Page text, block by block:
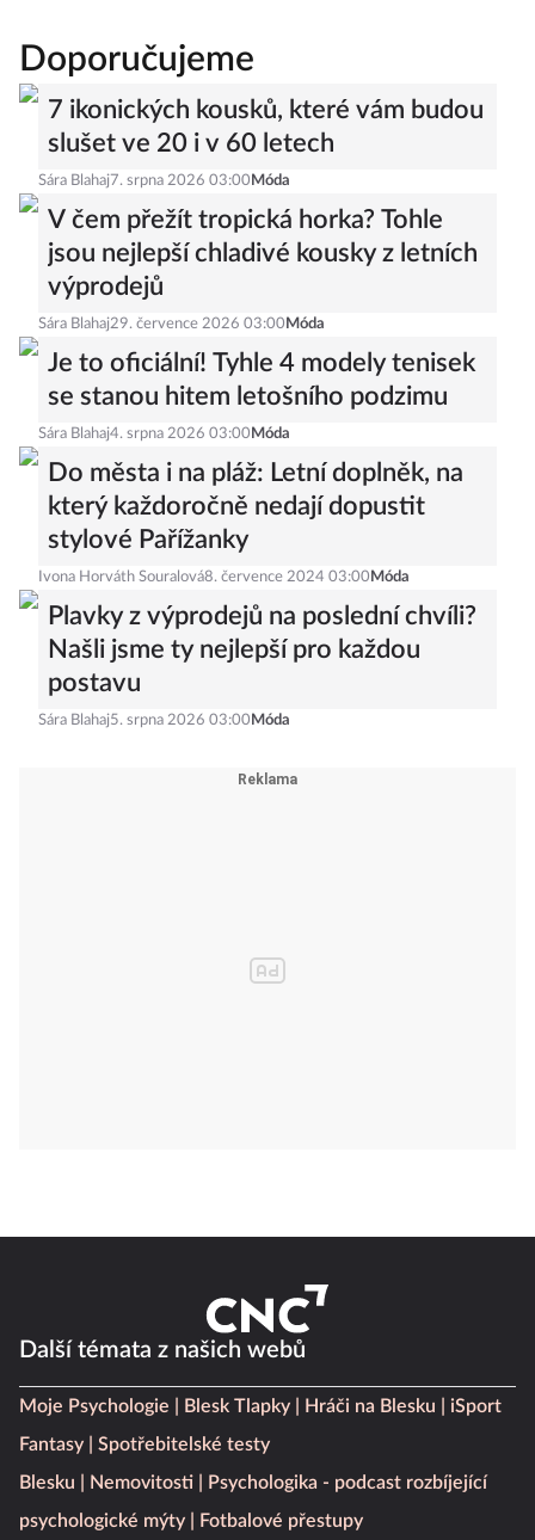
Doporučujeme
7 ikonických kousků, které vám budou
slušet ve 20 i v 60 letech
Sára Blahaj7. srpna 2026 03:00 Móda
V čem přežít tropická horka? Tohle
jsou nejlepší chladivé kousky z letních
výprodejů
Sára Blahaj29. července 2026 03:00 Móda
Je to oficiální! Tyhle 4 modely tenisek
se stanou hitem letošního podzimu
Sára Blahaj4. srpna 2026 03:00 Móda
Do města i na pláž: Letní doplněk, na
který každoročně nedají dopustit
stylové Pařížanky
Ivona Horváth Souralová8. července 2024 03:00 Móda
Plavky z výprodejů na poslední chvíli?
Našli jsme ty nejlepší pro každou
postavu
Sára Blahaj5. srpna 2026 03:00 Móda
Další témata z našich webů
Moje Psychologie Blesk Tlapky Hráči na Blesku
iSport
Fantasy
Spotřebitelské testy
Blesku
Nemovitosti
Psychologika - podcast rozbíjející
psychologické mýty
Fotbalové přestupy